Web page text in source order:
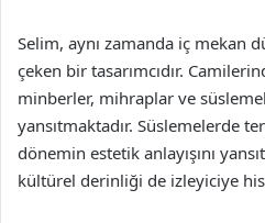
Selim, aynı zamanda iç mekan
çeken bir tasarımcıdır.
minberler, mihraplar ve
yansıtmaktadır. Süslemelerde
dönemin estetik anlayışını
kültürel derinliği de izleyiciye